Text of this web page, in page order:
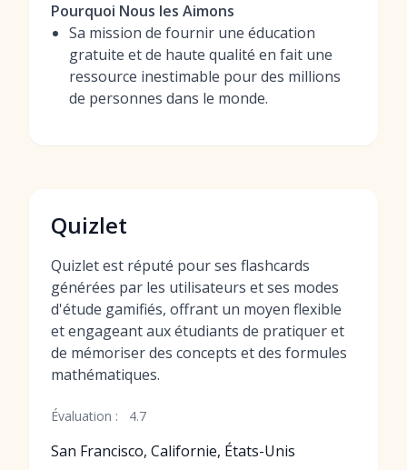
Pourquoi Nous les Aimons
Sa mission de fournir une éducation
gratuite et de haute qualité en fait une
ressource inestimable pour des millions
de personnes dans le monde.
Quizlet
Quizlet est réputé pour ses flashcards
générées par les utilisateurs et ses modes
d'étude gamifiés, offrant un moyen flexible
et engageant aux étudiants de pratiquer et
de mémoriser des concepts et des formules
mathématiques.
Évaluation : 4.7
San Francisco, Californie, États-Unis